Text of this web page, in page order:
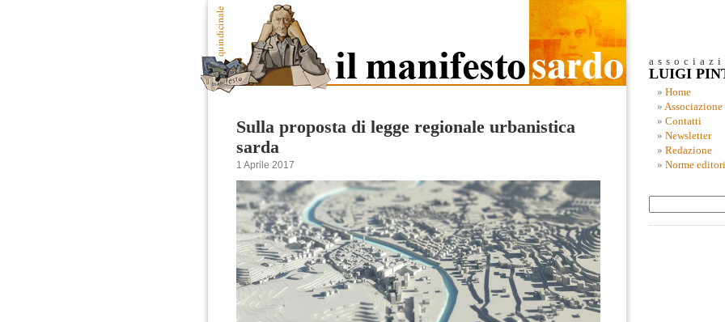
Sulla proposta di legge regionale urbanistica
sarda
1 Aprile 2017
LUIGI
Home
Associazione
Contatti
Newsletter
Redazione
Norme